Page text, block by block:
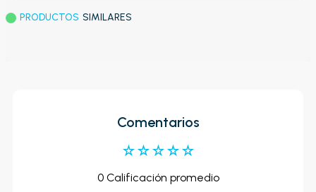
PRODUCTOS SIMILARES
Comentarios
☆☆☆☆☆
0 Calificación promedio